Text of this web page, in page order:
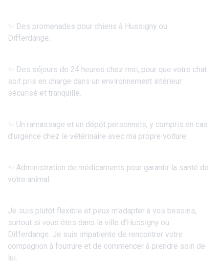
✨ Des promenades pour chiens à Hussigny ou
Differdange.
✨ Des séjours de 24 heures chez moi, pour que votre chat
soit pris en charge dans un environnement intérieur
sécurisé et tranquille.
✨ Un ramassage et un dépôt personnels, y compris en cas
d'urgence chez le vétérinaire avec ma propre voiture.
✨ Administration de médicaments pour garantir la santé de
votre animal.
Je suis plutôt flexible et peux m'adapter à vos besoins,
surtout si vous êtes dans la ville d'Hussigny ou
Differdange. Je suis impatiente de rencontrer votre
compagnon à fourrure et de commencer à prendre soin de
lui.